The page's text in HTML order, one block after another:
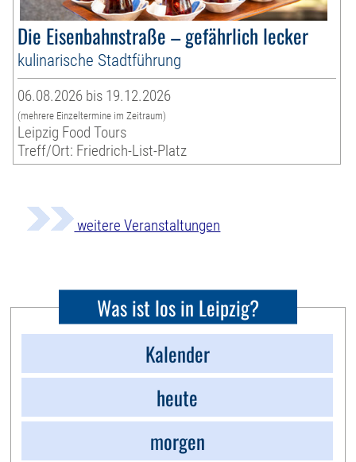
Die Eisenbahnstraße – gefährlich lecker
kulinarische Stadtführung
06.08.2026 bis 19.12.2026
(mehrere Einzeltermine im Zeitraum)
Leipzig Food Tours
Treff/Ort: Friedrich-List-Platz
weitere Veranstaltungen
Was ist los in Leipzig?
Kalender
heute
morgen